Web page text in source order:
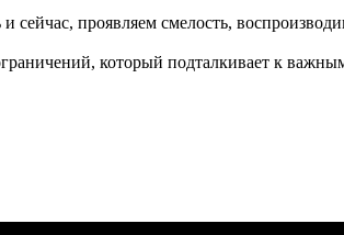
проявляем смелость,
который подталкивает к